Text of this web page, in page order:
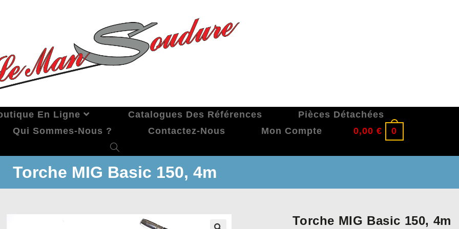
En Ligne Catalogues Des Références
Pièces Détachées
Qui Sommes-Nous ? Contactez-Nous Mon Compte 0,00 € 0
Torche MIG Basic 150, 4m
Torche MIG Basic 150, 4m